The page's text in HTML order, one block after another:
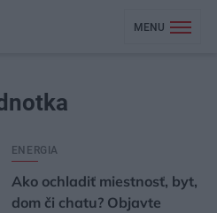
MENU
ENERGIA
Ako ochladiť miestnosť, byt,
dom či chatu? Objavte